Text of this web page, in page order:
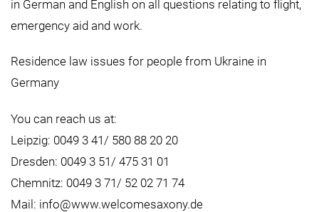
in German and English on all questions relating to flight,
emergency aid and work.
Residence law issues for people from Ukraine in
Germany
You can reach us at:
Leipzig: 0049 3 41/ 580 88 20 20
Dresden: 0049 3 51/ 475 31 01
Chemnitz: 0049 3 71/ 52 02 71 74
Mail: info@www.welcomesaxony.de